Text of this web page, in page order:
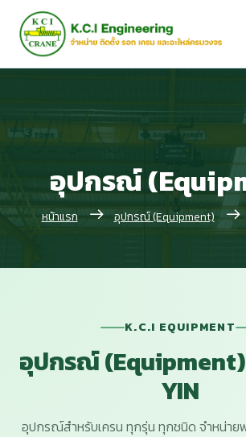
อุปกรณ์
หน้าแรก อุปกรณ์ (Equipment)
K.C.I EQUIPMENT
อุปกรณ์ (Equipment)
YIN
อุปกรณ์สำหรับเครน ทุกรุ่น ทุกชนิด จำหน่า